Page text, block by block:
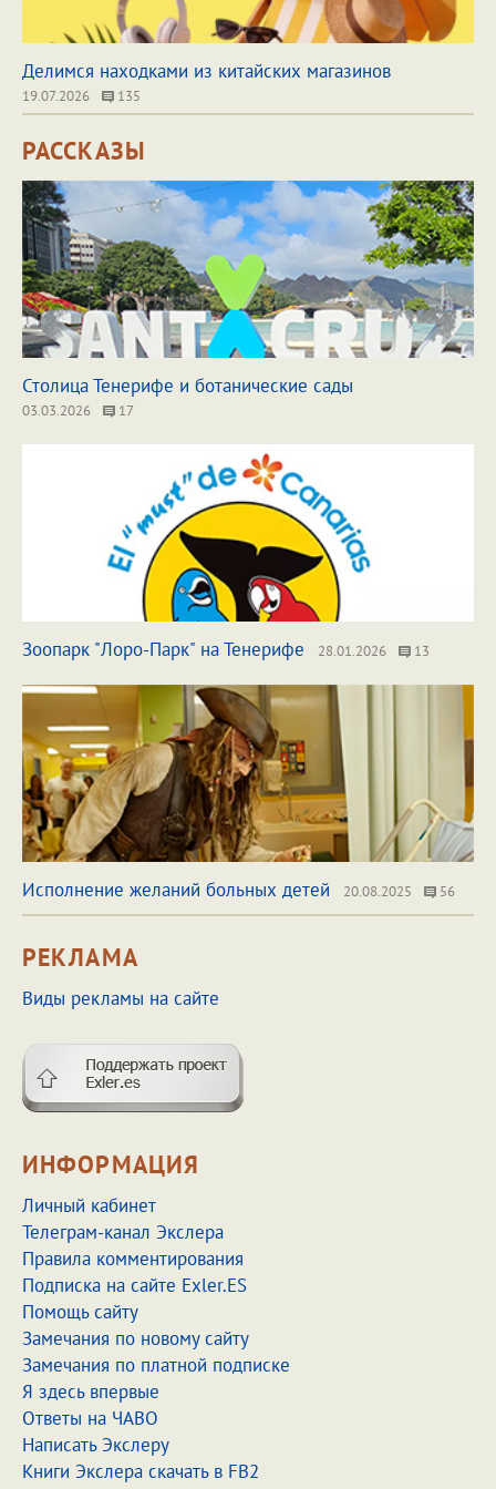
Делимся находками из китайских магазинов
19.07.2026 135
РАССКАЗЫ
Столица Тенерифе и ботанические сады
03.03.2026 17
Зоопарк "Лоро-Парк" на Тенерифе 28.01.2026 13
Исполнение желаний больных детей 20.08.2025 56
РЕКЛАМА
Виды рекламы на сайте
ИНФОРМАЦИЯ
Личный кабинет
Телеграм-канал Экслера
Правила комментирования
Подписка на сайте Exler.ES
Помощь сайту
Замечания по новому сайту
Замечания по платной подписке
Я здесь впервые
Ответы на ЧАВО
Написать Экслеру
Книги Экслера скачать в FB2